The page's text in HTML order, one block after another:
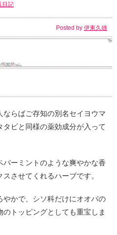
日記
Posted by 伊東久雄
らばご存知の別名セイヨウマ
ビと同様の薬効成分が入って
ーミントのような爽やかな香
させてくれるハーブです。
かで、シソ科だけにオオバの
トッピングとしても重宝しま